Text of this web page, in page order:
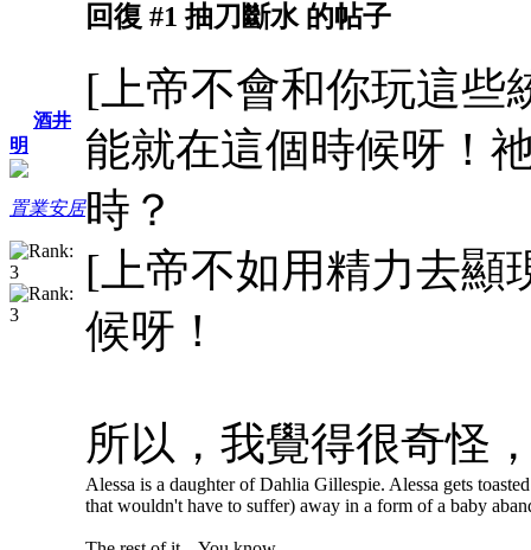
酒井
明
置業安居
回復 #1 抽刀斷水 的帖子
[上帝不會和你玩這些
能就在這個時候呀！
時？
[上帝不如用精力去顯
候呀！
所以，我覺得很奇怪
Alessa is a daughter of Dahlia Gillespie. Alessa gets
that wouldn't have to suffer) away in a form of a baby